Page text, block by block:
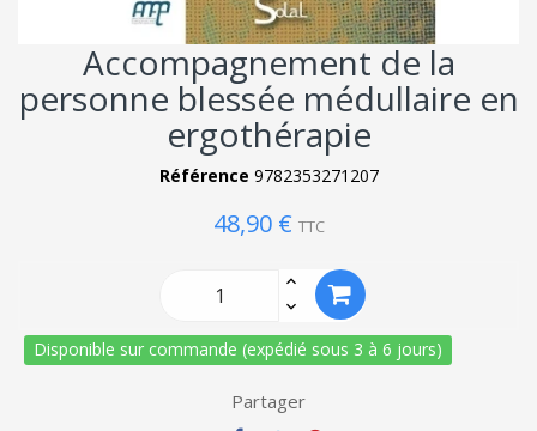
Accompagnement de la
personne blessée médullaire en
ergothérapie
Référence 9782353271207
48,90 € TTC
Disponible sur commande (expédié sous 3 à 6 jours)
Partager